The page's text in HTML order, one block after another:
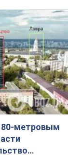
80-метровым